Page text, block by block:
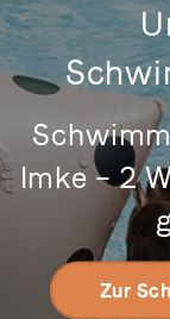
Imke – 2
Zur